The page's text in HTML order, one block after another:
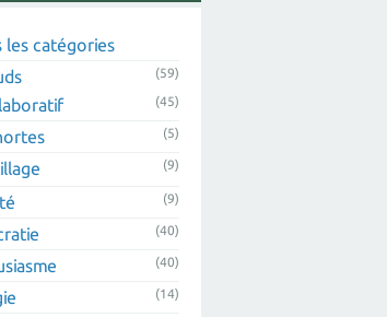
les catégories
(59)
(45)
(5)
(9)
(9)
(40)
(40)
(14)